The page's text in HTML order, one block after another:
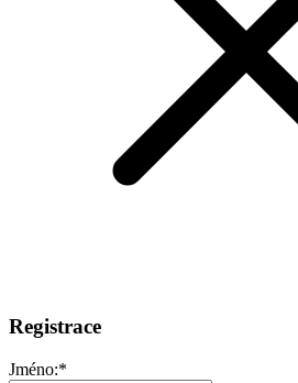
Registrace
Jméno:*